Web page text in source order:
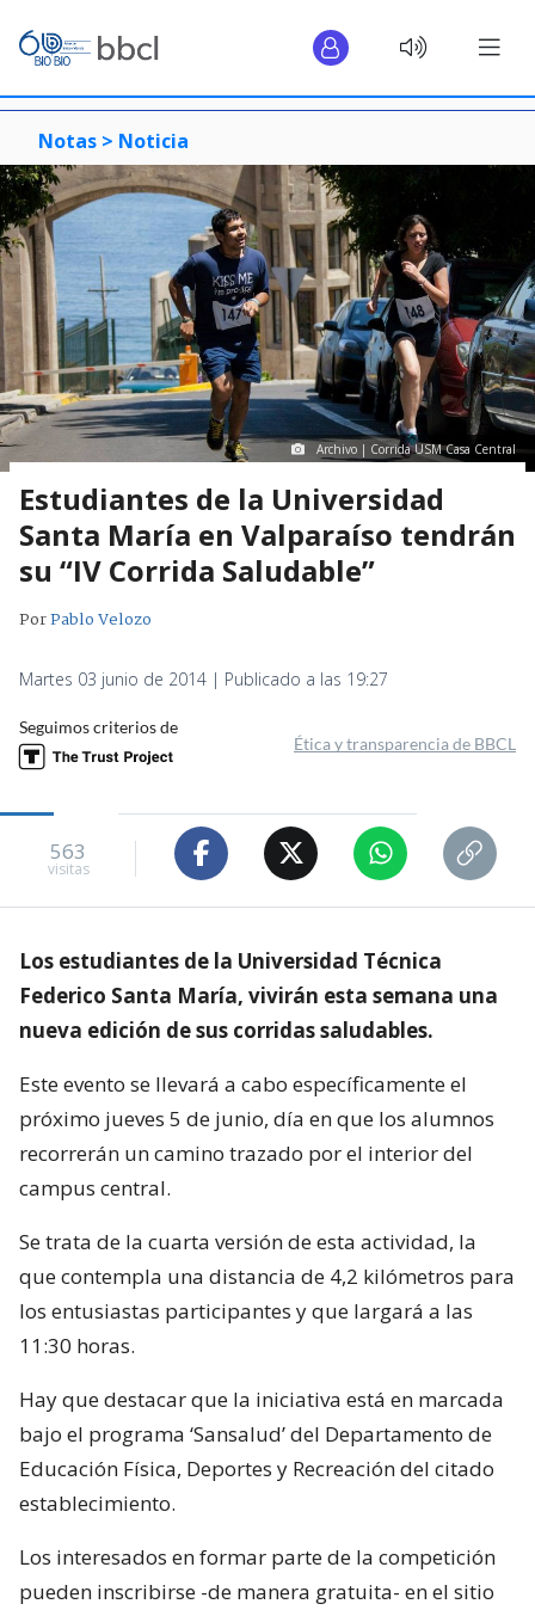
Notas > Noticia
Archivo | Corrida USM Casa Central
Estudiantes de la Universidad
Santa María en Valparaíso tendrán
su “IV Corrida Saludable”
PorPablo Velozo
Martes 03 junio de 2014 | Publicado a las 19:27
Seguimos criterios de
Ética y transparencia de BBCL
563
visitas
Los estudiantes de la Universidad Técnica
Federico Santa María, vivirán esta semana una
nueva edición de sus corridas saludables.
Este evento se llevará a cabo específicamente el
próximo jueves 5 de junio, día en que los alumnos
recorrerán un camino trazado por el interior del
campus central.
Se trata de la cuarta versión de esta actividad, la
que contempla una distancia de 4,2 kilómetros para
los entusiastas participantes y que largará a las
11:30 horas.
Hay que destacar que la iniciativa está en marcada
bajo el programa ‘Sansalud’ del Departamento de
Educación Física, Deportes y Recreación del citado
establecimiento.
Los interesados en formar parte de la competición
pueden inscribirse -de manera gratuita- en el sitio